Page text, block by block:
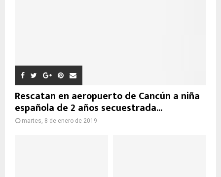
Rescatan en aeropuerto de Cancún a niña
española de 2 años secuestrada...
martes, 8 de enero de 2019